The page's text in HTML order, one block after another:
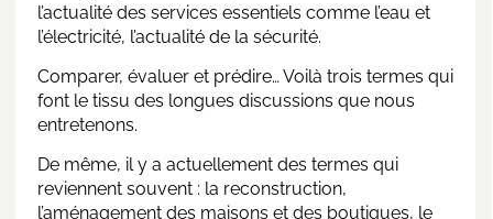
l’actualité des services essentiels comme l’eau et
l’électricité, l’actualité de la sécurité.
Comparer, évaluer et prédire… Voilà trois termes qui
font le tissu des longues discussions que nous
entretenons.
De même, il y a actuellement des termes qui
reviennent souvent : la reconstruction,
l’aménagement des maisons et des boutiques, le